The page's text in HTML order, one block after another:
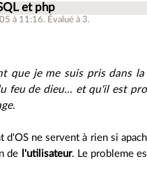
et php
à 11:16. Évalué à 3.
que je me suis pris dans
feu de dieu... et qu'il est
d'OS ne servent à rien si
de
l'utilisateur. Le probleme